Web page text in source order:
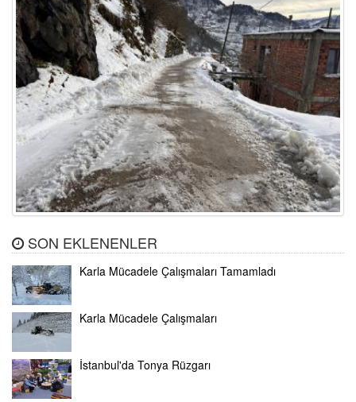
SON EKLENENLER
Karla Mücadele Çalışmaları Tamamladı
Karla Mücadele Çalışmaları
İstanbul'da Tonya Rüzgarı